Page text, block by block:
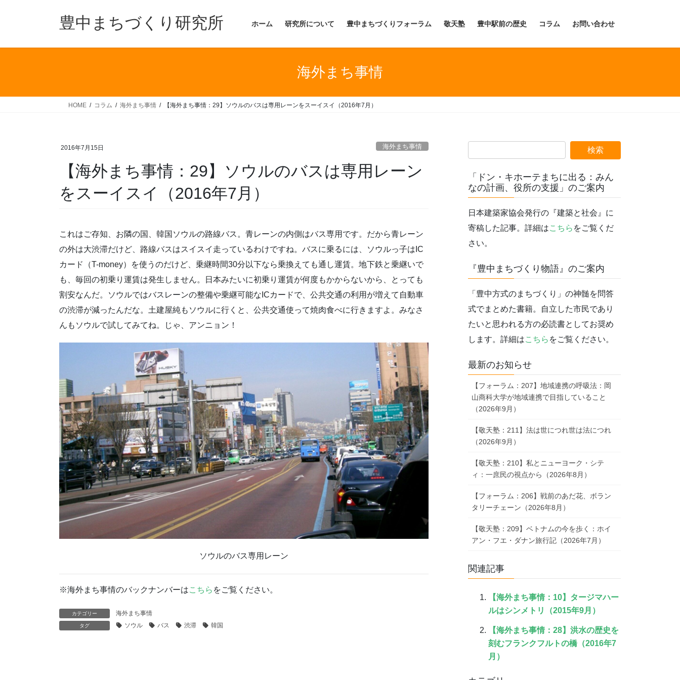
豊中まちづくり研究所 ホーム 研究所について 豊中まちづくりフォーラム 敬天塾 豊中駅前の歴史 コラム お問い合わせ
海外まち事情
HOME コラム 海外まち事情 【海外まち事情：29】ソウルのバスは専用レーンをスーイスイ（2016年7月）
2016年7月15日 海外まち事情
【海外まち事情：29】ソウルのバスは専用レーン
をスーイスイ（2016年7月）
これはご存知、お隣の国、韓国ソウルの路線バス。青レーンの内側はバス専用です。だから青レーン
の外は大渋滞だけど、路線バスはスイスイ走っているわけですね。バスに乗るには、ソウルっ子はIC
カード（T-money）を使うのだけど、乗継時間30分以下なら乗換えても通し運賃。地下鉄と乗継いで
も、毎回の初乗り運賃は発生しません。日本みたいに初乗り運賃が何度もかからないから、とっても
割安なんだ。ソウルではバスレーンの整備や乗継可能なICカードで、公共交通の利用が増えて自動車
の渋滞が減ったんだな。土建屋純もソウルに行くと、公共交通使って焼肉食べに行きますよ。みなさ
んもソウルで試してみてね。じゃ、アンニョン！
ソウルのバス専用レーン
※海外まち事情のバックナンバーはこちら をご覧ください。
カテゴリー 海外まち事情
タグ ソウル バス 渋滞 韓国
「ドン・キホーテまちに出る：みん
なの計画、役所の支援」のご案内
日本建築家協会発行の『建築と社会』に
寄稿した記事。詳細はこちら をご覧くだ
さい。
『豊中まちづくり物語』のご案内
「豊中方式のまちづくり」の神髄を問答
式でまとめた書籍。自立した市民であり
たいと思われる方の必読書としてお奨め
します。詳細はこちら をご覧ください。
最新のお知らせ
【フォーラム：207】地域連携の呼吸法：岡
山商科大学が地域連携で目指していること
（2026年9月）
【敬天塾：211】法は世につれ世は法につれ
（2026年9月）
【敬天塾：210】私とニューヨーク・シテ
ィ：一庶民の視点から（2026年8月）
【フォーラム：206】戦前のあだ花、ボラン
タリーチェーン（2026年8月）
【敬天塾：209】ベトナムの今を歩く：ホイ
アン・フエ・ダナン旅行記（2026年7月）
関連記事
【海外まち事情：10】タージマハー
ルはシンメトリ（2015年9月）
【海外まち事情：28】洪水の歴史を
刻むフランクフルトの橋（2016年7
月）